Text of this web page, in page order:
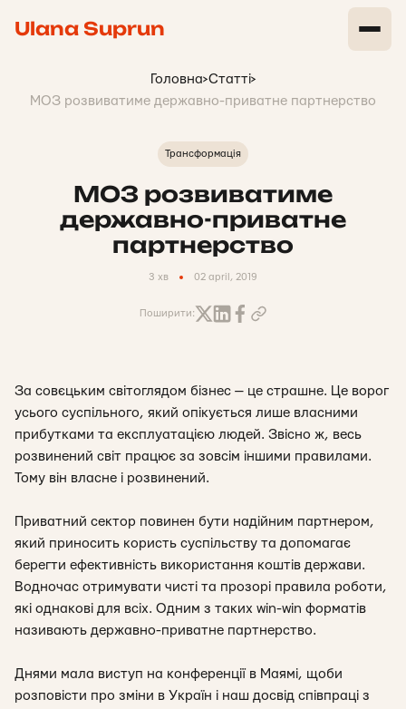
Ulana Suprun
Головна>Статті>
МОЗ розвиватиме державно-приватне партнерство
Трансформація
МОЗ розвиватиме
державно-приватне
партнерство
3 хв 02 april, 2019
Поширити:
За совєцьким світоглядом бізнес — це страшне. Це ворог
усього суспільного, який опікується лише власними
прибутками та експлуатацією людей. Звісно ж, весь
розвинений світ працює за зовсім іншими правилами.
Тому він власне і розвинений.
Приватний сектор повинен бути надійним партнером,
який приносить користь суспільству та допомагає
берегти ефективність використання коштів держави.
Водночас отримувати чисті та прозорі правила роботи,
які однакові для всіх. Одним з таких win-win форматів
називають державно-приватне партнерство.
Днями мала виступ на конференції в Маямі, щоби
розповісти про зміни в Україн і наш досвід співпраці з